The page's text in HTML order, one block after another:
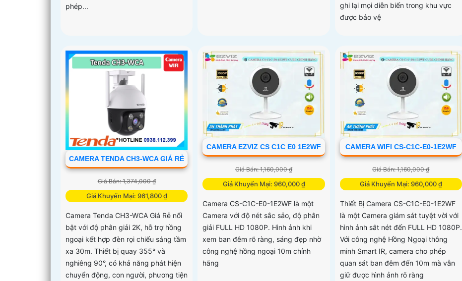
phép...
ghi lại mọi diễn biến trong khu vực
được bảo vệ
CAMERA TENDA CH3-WCA GIÁ RẺ
Giá Bán: 1,374,000 ₫
Giá Khuyến Mại: 961,800 ₫
Camera Tenda CH3-WCA Giá Rẻ nổi
bật với độ phân giải 2K, hỗ trợ hồng
ngoại kết hợp đèn rọi chiếu sáng tầm
xa 30m. Thiết bị quay 355° và
nghiêng 90°, có khả năng phát hiện
chuyển động, con người, phương tiện
CAMERA EZVIZ CS C1C E0 1E2WF
Giá Bán: 1,160,000 ₫
Giá Khuyến Mại: 960,000 ₫
Camera CS-C1C-E0-1E2WF là một
Camera với độ nét sắc sảo, độ phân
giải FULL HD 1080P. Hình ảnh khi
xem ban đêm rõ ràng, sáng đẹp nhờ
công nghệ hồng ngoại 10m chính
hãng
CAMERA WIFI CS-C1C-E0-1E2WF
Giá Bán: 1,160,000 ₫
Giá Khuyến Mại: 960,000 ₫
Thiết Bị Camera CS-C1C-E0-1E2WF
là một Camera giám sát tuyệt vời với
hình ảnh sắt nét đến FULL HD 1080P.
Với công nghệ Hồng Ngoại thông
minh Smart IR, camera cho phép
quan sát ban đêm đến 10m mà vẫn
giữ được hình ảnh rõ ràng